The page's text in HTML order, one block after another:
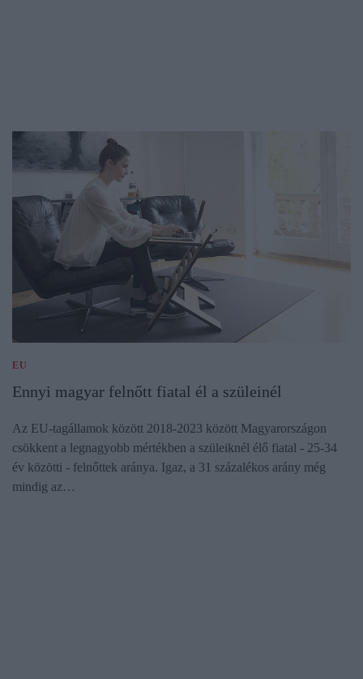
EU
Ennyi magyar felnőtt fiatal él a szüleinél
Az EU-tagállamok között 2018-2023 között Magyarországon
csökkent a legnagyobb mértékben a szüleiknél élő fiatal - 25-34
év közötti - felnőttek aránya. Igaz, a 31 százalékos arány még
mindig az…